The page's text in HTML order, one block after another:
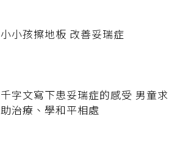
小小孩擦地板 改善妥瑞症
千字文寫下患妥瑞症的感受 男童求
助治療、學和平相處